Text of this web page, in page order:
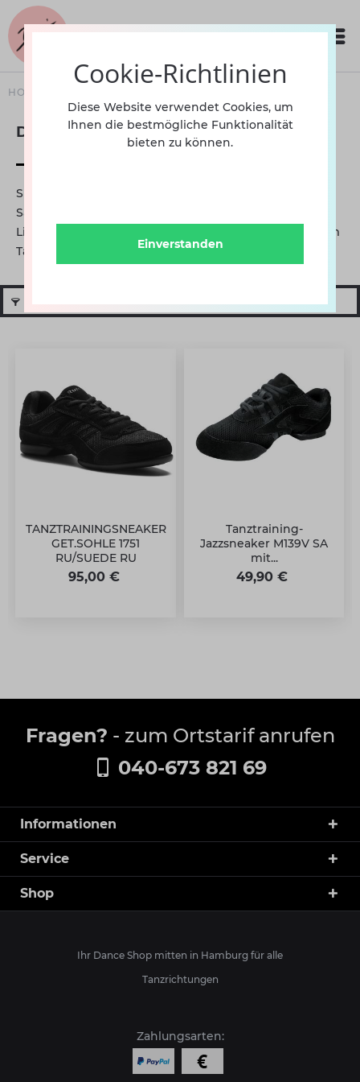
HOME
Dancesneaker
Sie trainieren viele Stunden für Standard – Latein –
Salsa – Kizomba - Tango – Bachata forró – Lindy Hop –
Line Dance – Folklore – Musical Ihr Knie schmerzt beim
Tanzen?...
mehr erfahren »
TANZTRAININGSNEAKER
GET.SOHLE 1751
RU/SUEDE RU
95,00 €
Tanztraining-
Jazzsneaker M139V SA
mit...
49,90 €
Fragen? - zum Ortstarif anrufen
040-673 821 69
Informationen
Service
Shop
Ihr Dance Shop mitten in Hamburg für alle
Tanzrichtungen
Zahlungsarten:
Cookie-Richtlinien
Diese Website verwendet Cookies, um
Ihnen die bestmögliche Funktionalität
bieten zu können.
Einverstanden